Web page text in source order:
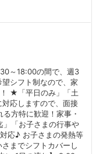
～18:00の間で、週3
シフト制なので、家
★「平日のみ」「土
応しますので、面接
方特に歓迎！家事・
「お子さまの行事や
応♪ お子さまの発熱等
までシフトカバーし